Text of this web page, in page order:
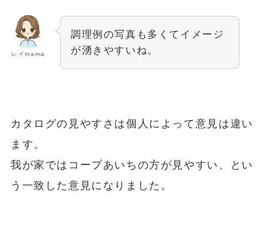
レイmama
調理例の写真も多くてイメージ
が湧きやすいね。
カタログの見やすさは個人によって意見は違い
ます。
我が家ではコープあいちの方が見やすい、とい
う一致した意見になりました。